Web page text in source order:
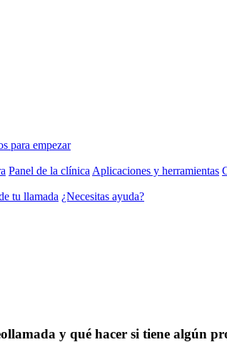
para empezar
Panel de la clínica Aplicaciones y herramientas
tu llamada ¿Necesitas ayuda?
y qué hacer si tiene algún